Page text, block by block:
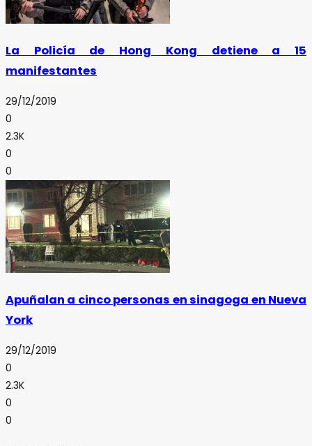
La Policía de Hong Kong detiene a 15
manifestantes
29/12/2019
0
2.3K
0
0
Apuñalan a cinco personas en sinagoga en Nueva
York
29/12/2019
0
2.3K
0
0